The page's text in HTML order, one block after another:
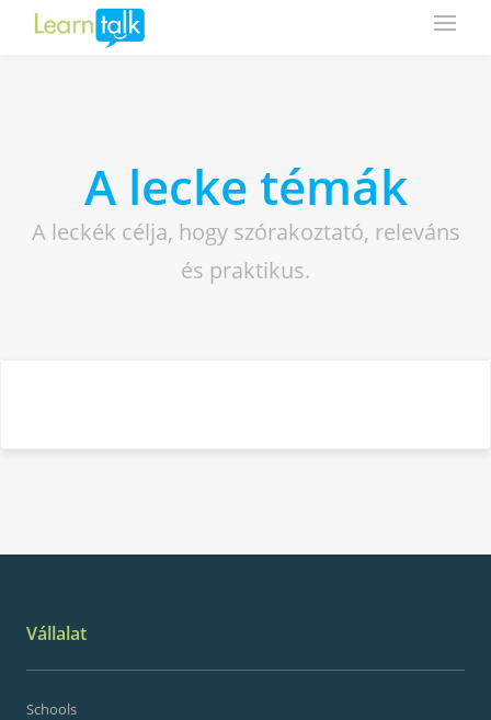
A lecke témák
A leckék célja, hogy szórakoztató, releváns
és praktikus.
Vállalat
Schools